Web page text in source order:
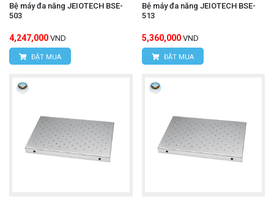
Bệ máy đa năng JEIOTECH BSE-
503
4,247,000 VND
ĐẶT MUA
Bệ máy đa năng JEIOTECH BSE-
513
5,360,000 VND
ĐẶT MUA